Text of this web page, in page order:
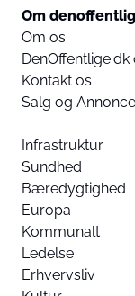
Om
Om os
Kontakt os
Salg og
Infrastruktur
Sundhed
Bæredygtighed
Europa
Kommunalt
Ledelse
Erhvervsliv